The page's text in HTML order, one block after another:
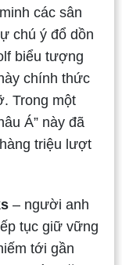
các sân
chú ý đổ dồn
biểu tượng
chính thức
Trong một
Á” này đã
triệu lượt
– người anh
tục giữ vững
tới gần